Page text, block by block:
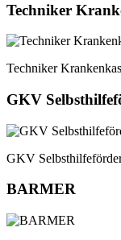
Techniker
Techniker
GKV
GKV
BARMER